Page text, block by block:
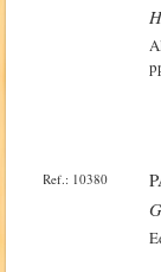
Ref.: 10380